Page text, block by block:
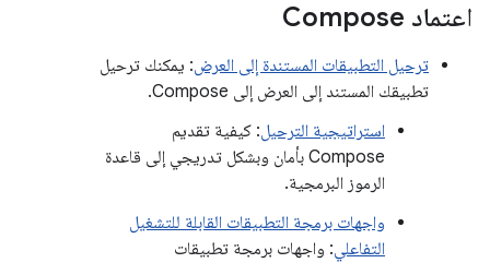
اعتماد Compose
ترحيل التطبيقات المستندة إلى العرض: يمكنك ترحيل
تطبيقك المستند إلى العرض إلى Compose.
استراتيجية الترحيل: كيفية تقديم
Compose بأمان وبشكل تدريجي إلى قاعدة
الرموز البرمجية.
واجهات برمجة التطبيقات القابلة للتشغيل
التفاعلي: واجهات برمجة تطبيقات